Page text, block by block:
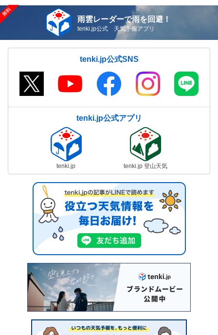
雨雲レーダーで雨を回避！
tenki.jp公式 天気予報アプリ
tenki.jp公式SNS
tenki.jp公式アプリ
tenki.jp tenki.jp 登山天気